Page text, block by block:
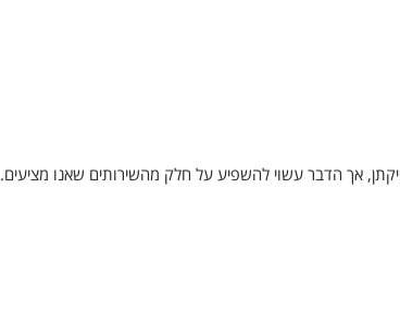
אך הדבר עשוי להשפיע על חלק מהשירותים שאנו מציעים.